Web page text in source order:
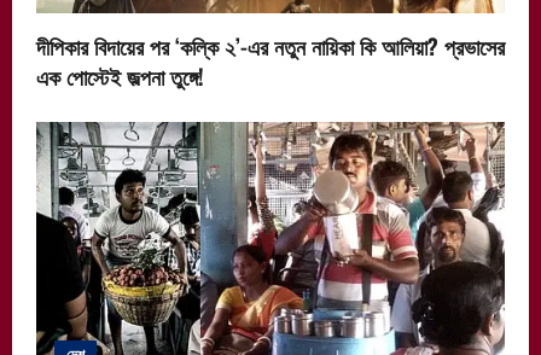
দীপিকার বিদায়ের পর ‘কল্কি ২’-এর নতুন নায়িকা কি আলিয়া? প্রভাসের
এক পোস্টেই জল্পনা তুঙ্গে!